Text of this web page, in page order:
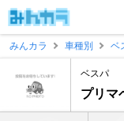
みんカラ
車種別 ベ
ベスパ
プリマ